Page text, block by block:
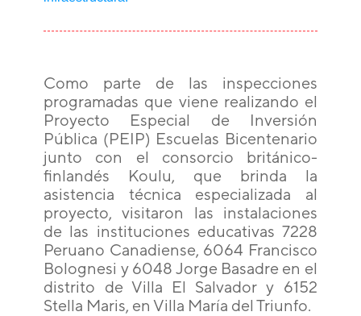
Como parte de las inspecciones
programadas que viene realizando el
Proyecto Especial de Inversión
Pública (PEIP) Escuelas Bicentenario
junto con el consorcio británico-
finlandés Koulu, que brinda la
asistencia técnica especializada al
proyecto, visitaron las instalaciones
de las instituciones educativas 7228
Peruano Canadiense, 6064 Francisco
Bolognesi y 6048 Jorge Basadre en el
distrito de Villa El Salvador y 6152
Stella Maris, en Villa María del Triunfo.